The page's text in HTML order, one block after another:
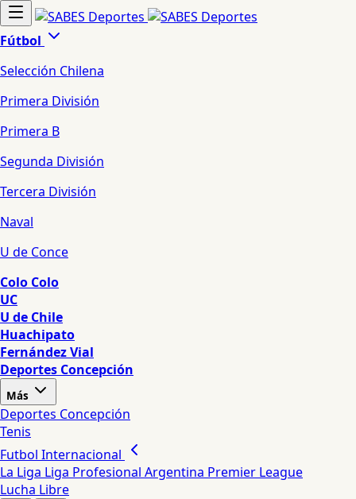
Fútbol
Selección Chilena
Primera División
Primera B
Segunda División
Tercera División
Naval
U de Conce
Colo Colo
UC
U de Chile
Huachipato
Fernández Vial
Deportes Concepción
Más
Deportes Concepción
Tenis
Futbol Internacional
La Liga Liga Profesional Argentina Premier League
Lucha Libre